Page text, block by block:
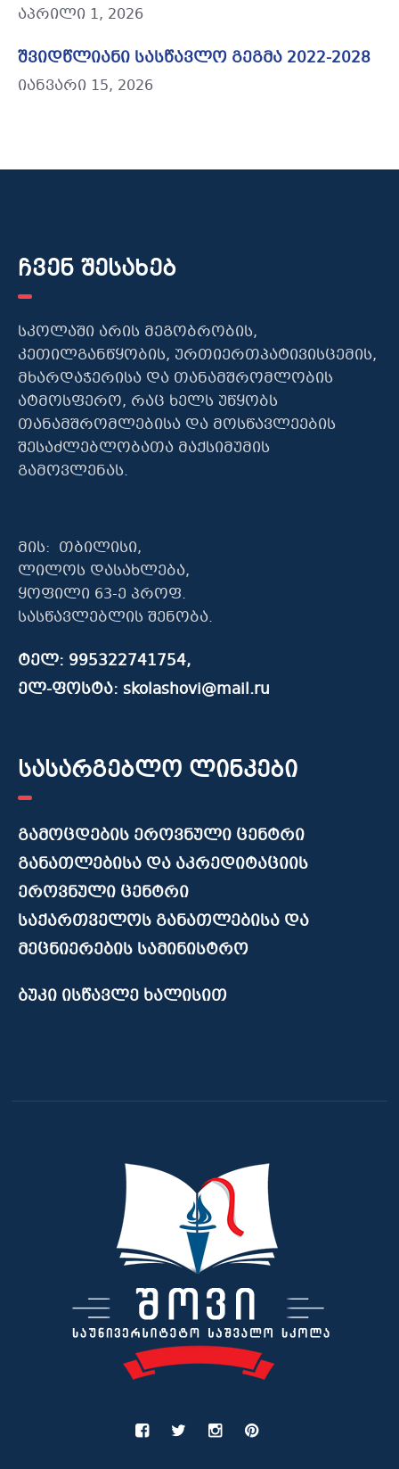
აპრილი 1, 2026
შვიდწლიანი სასწავლო გეგმა 2022-2028
იანვარი 15, 2026
ჩვენ შესახებ
სკოლაში არის მეგობრობის,
კეთილგანწყობის, ურთიერთპატივისცემის,
მხარდაჭერისა და თანამშრომლობის
ატმოსფერო, რაც ხელს უწყობს
თანამშრომლებისა და მოსწავლეების
შესაძლებლობათა მაქსიმუმის
გამოვლენას.
მის: თბილისი,
ლილოს დასახლება,
ყოფილი 63-ე პროფ.
სასწავლებლის შენობა.
ტელ: 995322741754,
ელ-ფოსტა: skolashovi@mail.ru
სასარგებლო ლინკები
გამოცდების ეროვნული ცენტრი
განათლებისა და აკრედიტაციის
ეროვნული ცენტრი
საქართველოს განათლებისა და
მეცნიერების სამინისტრო
ბუკი ისწავლე ხალისით